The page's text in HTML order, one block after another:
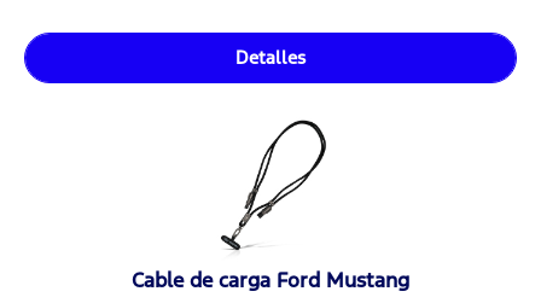
Detalles
Cable de carga Ford Mustang